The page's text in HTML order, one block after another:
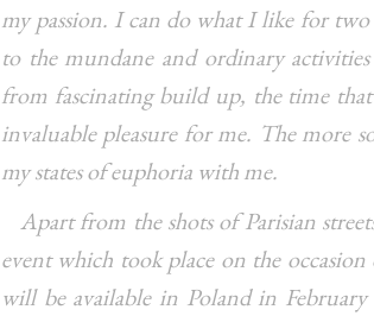
my passion. I can do what I like for
to the mundane and ordinary
from fascinating build up, the time
invaluable pleasure for me. The more
my states of euphoria with me.
Apart from the shots of Parisian
event which took place on the
will be available in Poland in